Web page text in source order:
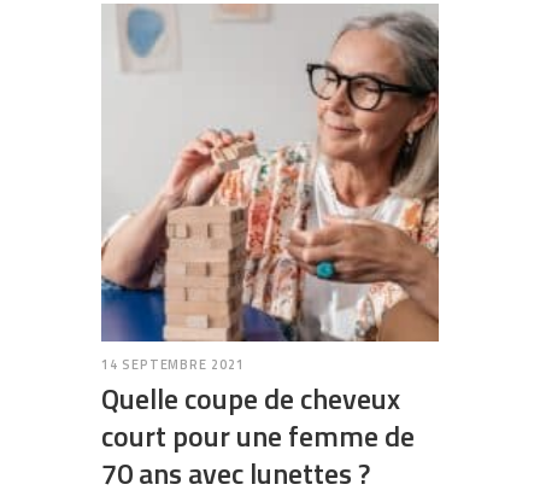
14 SEPTEMBRE 2021
Quelle coupe de cheveux
court pour une femme de
70 ans avec lunettes ?